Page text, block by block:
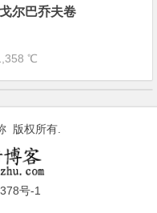
尔巴乔夫卷
℃
版权所有.
号-1